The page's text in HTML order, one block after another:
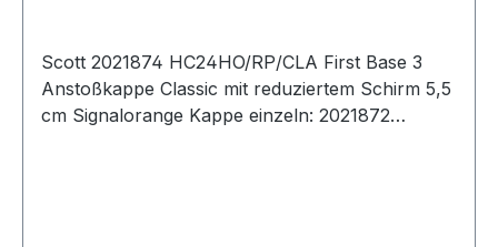
Scott 2021874 HC24HO/RP/CLA First Base 3
Anstoßkappe Classic mit reduziertem Schirm 5,5
cm Signalorange Kappe einzeln: 2021872